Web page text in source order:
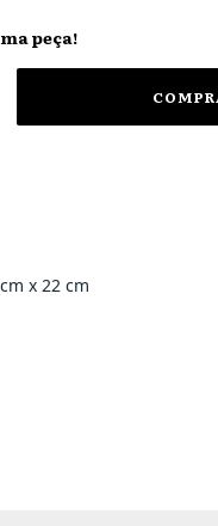
peça!
x 22 cm